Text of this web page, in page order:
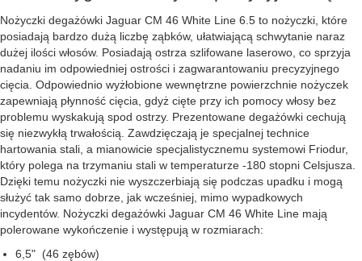
Nożyczki degażówki Jaguar CM 46 White Line 6.5 to nożyczki, które
posiadają bardzo dużą liczbę ząbków, ułatwiającą schwytanie naraz
dużej ilości włosów. Posiadają ostrza szlifowane laserowo, co sprzyja
nadaniu im odpowiedniej ostrości i zagwarantowaniu precyzyjnego
cięcia. Odpowiednio wyżłobione wewnętrzne powierzchnie nożyczek
zapewniają płynność cięcia, gdyż cięte przy ich pomocy włosy bez
problemu wyskakują spod ostrzy. Prezentowane degażówki cechują
się niezwykłą trwałością. Zawdzięczają je specjalnej technice
hartowania stali, a mianowicie specjalistycznemu systemowi Friodur,
który polega na trzymaniu stali w temperaturze -180 stopni Celsjusza.
Dzięki temu nożyczki nie wyszczerbiają się podczas upadku i mogą
służyć tak samo dobrze, jak wcześniej, mimo wypadkowych
incydentów. Nożyczki degażówki Jaguar CM 46 White Line mają
polerowane wykończenie i występują w rozmiarach:
6,5" (46 zębów)